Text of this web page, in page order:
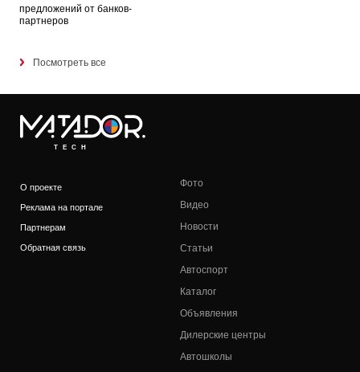
предложений от банков-
партнеров
Посмотреть все
TECH
О проекте
Реклама на портале
Партнерам
Обратная связь
Фото
Видео
Новости
Статьи
Автоспорт
Каталог
Объявления
Дилерские центры
Автошколы